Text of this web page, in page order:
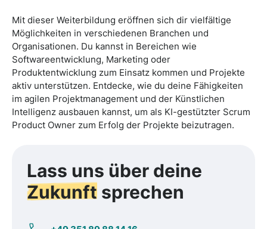
Mit dieser Weiterbildung eröffnen sich dir vielfältige
Möglichkeiten in verschiedenen Branchen und
Organisationen. Du kannst in Bereichen wie
Softwareentwicklung, Marketing oder
Produktentwicklung zum Einsatz kommen und Projekte
aktiv unterstützen. Entdecke, wie du deine Fähigkeiten
im agilen Projektmanagement und der Künstlichen
Intelligenz ausbauen kannst, um als KI-gestützter Scrum
Product Owner zum Erfolg der Projekte beizutragen.
Lass uns über deine
Zukunft sprechen